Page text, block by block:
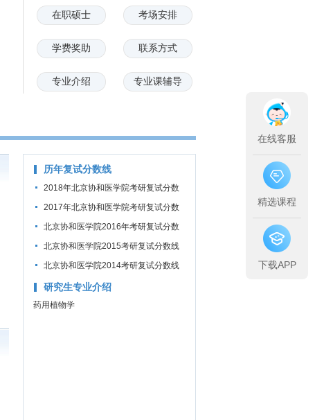
在职硕士 考场安排
学费奖助 联系方式
专业介绍 专业课辅导
历年复试分数线
2018年北京协和医学院考研复试分数
线公布通知
2017年北京协和医学院考研复试分数
线公布通知
北京协和医学院2016年考研复试分数
线公布通知
北京协和医学院2015考研复试分数线
公布通知
北京协和医学院2014考研复试分数线
公布通知
研究生专业介绍
药用植物学
在线客服
精选课程
下载APP